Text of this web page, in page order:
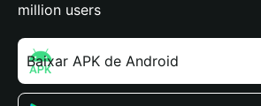
million users
Baixar APK de Android